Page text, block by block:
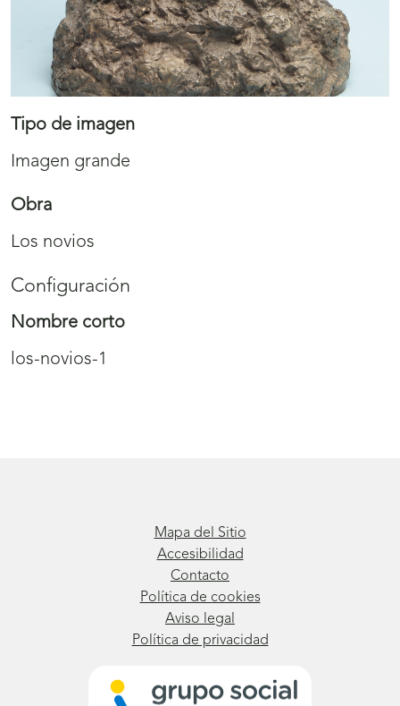
Tipo de imagen
Imagen grande
Obra
Los novios
Configuración
Nombre corto
los-novios-1
Mapa del Sitio
Accesibilidad
Contacto
Política de cookies
Aviso legal
Política de privacidad